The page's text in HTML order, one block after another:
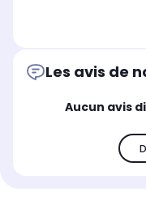
Les avis de
Aucun avis